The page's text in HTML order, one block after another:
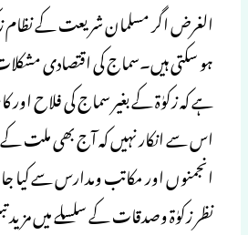
الغرض اگر مسلمان شریعت کے نظام
ہو سکتی ہیں۔سماج کی اقتصادی
ہے کہ زکوٰۃ کے بغیر سماج کی فلاح
اس سے انکار نہیں کہ آج بھی ملت کے
انجمنوں اور مکاتب ومدارس سے
نظر زکوٰۃ وصدقات کے سلسلے میں